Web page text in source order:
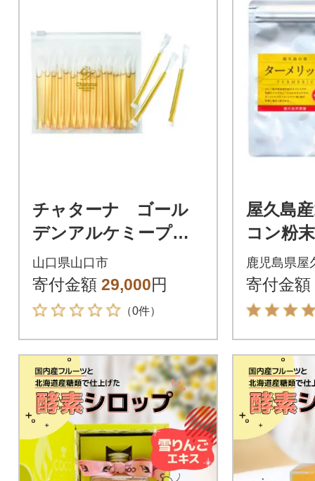
チャターナ ゴール
デンアルケミープレ
ミアム D563
山口県山口市
寄付金額 29,000円
（0件）
屋久島
コン粉
の恵み
ク (レ
鹿児島県屋
寄付金額